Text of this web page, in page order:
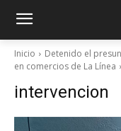
Inicio
Detenido el
en comercios de La Línea
intervencion